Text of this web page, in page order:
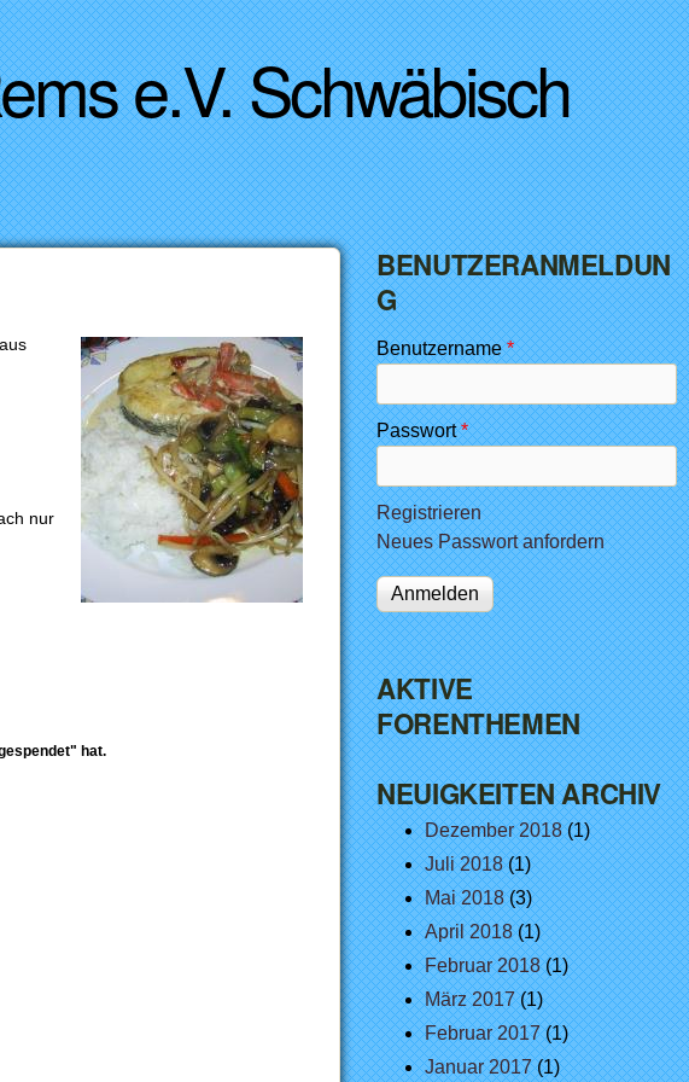
e.V. Schwäbisch
nur
hat.
BENUTZERANMELDUN
G
Benutzername*
Passwort*
Registrieren
Neues Passwort anfordern
AKTIVE
FORENTHEMEN
NEUIGKEITEN ARCHIV
Dezember 2018(1)
Juli 2018(1)
Mai 2018(3)
April 2018(1)
Februar 2018(1)
März 2017(1)
Februar 2017(1)
Januar 2017(1)